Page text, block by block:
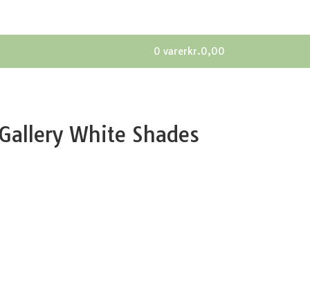
0 varerkr.0,00
White Shades